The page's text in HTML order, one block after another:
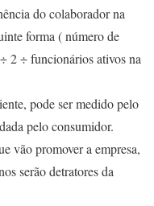
do colaborador na
forma ( número de
2 ÷ funcionários ativos na
pode ser medido pelo
pelo consumidor.
vão promover a empresa,
serão detratores da